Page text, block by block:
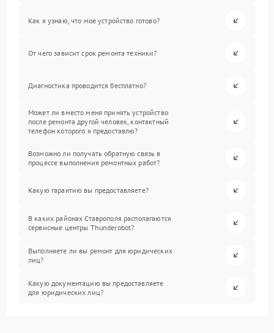
Как я узнаю, что мое устройство готово?
От чего зависит срок ремонта техники?
Диагностика проводится бесплатно?
Может ли вместо меня принять устройство
после ремонта другой человек, контактный
телефон которого я предоставлю?
Возможно ли получать обратную связь в
процессе выполнения ремонтных работ?
Какую гарантию вы предоставляете?
В каких районах Ставрополя располагаются
сервисные центры Thunderobot?
Выполняете ли вы ремонт для юридических
лиц?
Какую документацию вы предоставляете
для юридических лиц?